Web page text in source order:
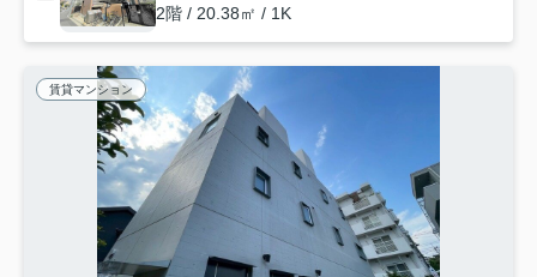
2階 / 20.38㎡ / 1K
賃貸マンション